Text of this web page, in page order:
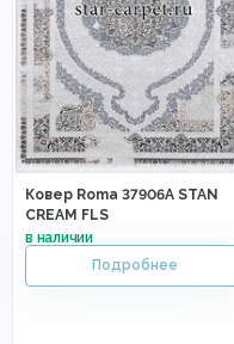
Ковер Roma 37906A STAN
CREAM FLS